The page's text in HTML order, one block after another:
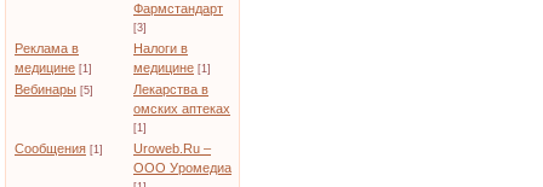
Фармстандарт
[3]
Реклама в
медицине [1]
Налоги в
медицине [1]
Вебинары [5]
Лекарства в
омских аптеках
[1]
Сообщения [1]
Uroweb.Ru –
ООО Уромедиа